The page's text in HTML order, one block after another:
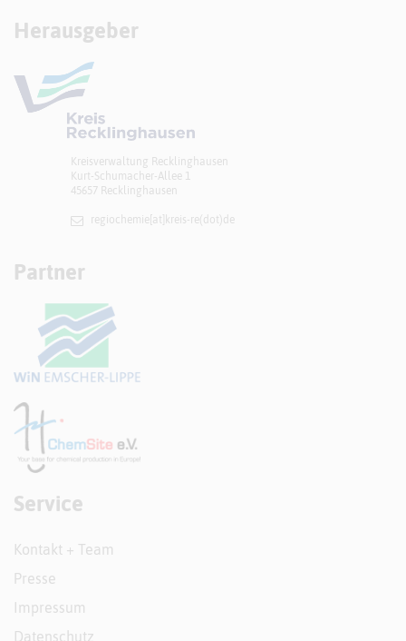
Herausgeber
Kreisverwaltung Recklinghausen
Kurt-Schumacher-Allee 1
45657 Recklinghausen
regiochemie[at]​kreis-re(dot)de
Partner
Service
Kontakt + Team
Presse
Impressum
Datenschutz